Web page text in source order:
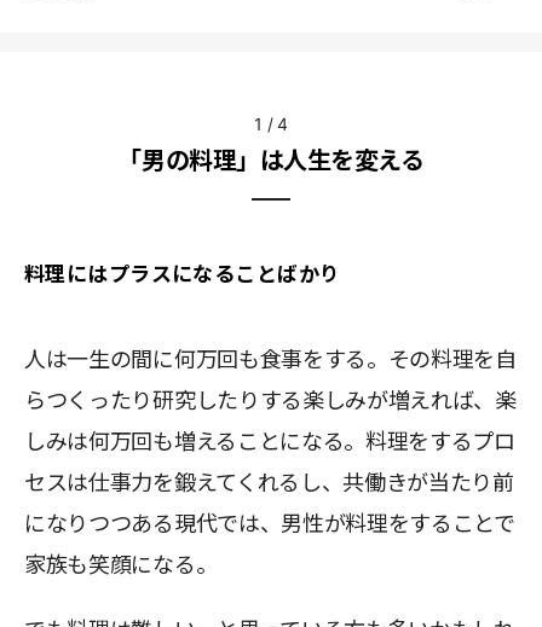
1 /4
「男の料理」は人生を変える
料理にはプラスになることばかり
人は一生の間に何万回も食事をする。その料理を自
らつくったり研究したりする楽しみが増えれば、楽
しみは何万回も増えることになる。料理をするプロ
セスは仕事力を鍛えてくれるし、共働きが当たり前
になりつつある現代では、男性が料理をすることで
家族も笑顔になる。